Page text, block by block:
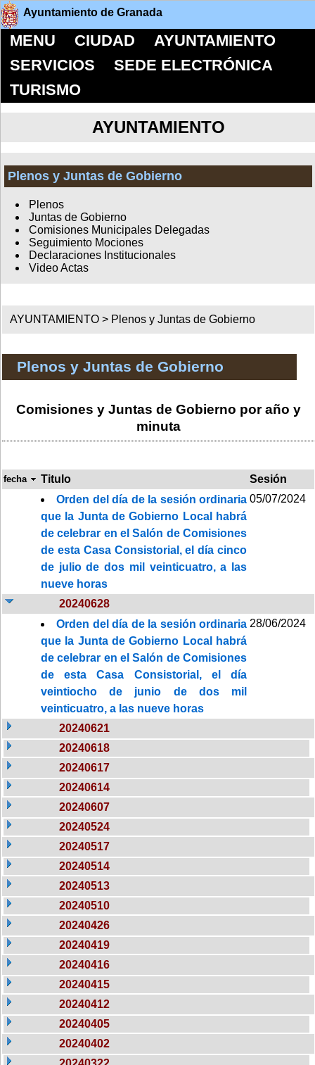
Ayuntamiento de Granada
MENU CIUDAD
AYUNTAMIENTO
SERVICIOS
SEDE ELECTRÓNICA
TURISMO
AYUNTAMIENTO
Plenos y Juntas de Gobierno
Plenos
Juntas de Gobierno
Comisiones Municipales Delegadas
Seguimiento Mociones
Declaraciones Institucionales
Video Actas
AYUNTAMIENTO > Plenos y Juntas de Gobierno
Plenos y Juntas de Gobierno
Comisiones y Juntas de Gobierno por año y
minuta
fecha Titulo
Sesión
Orden del día de la sesión ordinaria
que la Junta de Gobierno Local habrá
de celebrar en el Salón de Comisiones
de esta Casa Consistorial, el día cinco
de julio de dos mil veinticuatro, a las
nueve horas
05/07/2024
20240628
Orden del día de la sesión ordinaria
que la Junta de Gobierno Local habrá
de celebrar en el Salón de Comisiones
de esta Casa Consistorial, el día
veintiocho de junio de dos mil
veinticuatro, a las nueve horas
28/06/2024
20240621
20240618
20240617
20240614
20240607
20240524
20240517
20240514
20240513
20240510
20240426
20240419
20240416
20240415
20240412
20240405
20240402